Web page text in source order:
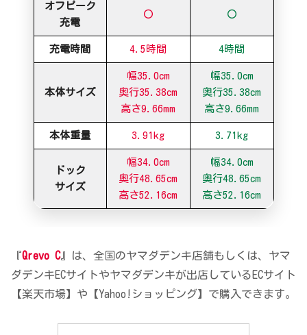
オフピーク
充電
〇 〇
充電時間 4.5時間 4時間
本体サイズ
幅35.0cm
奥行35.38cm
高さ9.66mm
幅35.0cm
奥行35.38cm
高さ9.66mm
本体重量 3.91kg 3.71kg
ドック
サイズ
幅34.0cm
奥行48.65cm
高さ52.16cm
幅34.0cm
奥行48.65cm
高さ52.16cm
『Qrevo C』は、全国のヤマダデンキ店舗もしくは、ヤマ
ダデンキECサイトやヤマダデンキが出店しているECサイト
【楽天市場】や【Yahoo!ショッピング】で購入できます。